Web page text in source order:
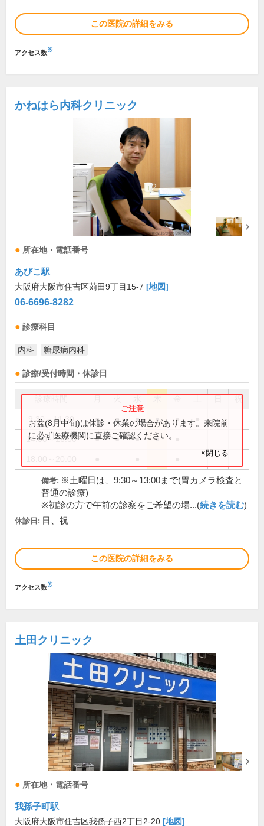
この医院の詳細をみる
アクセス数※
かねはら内科クリニック
所在地・電話番号
あびこ駅
大阪府大阪市住吉区苅田9丁目15-7 [地図]
06-6696-8282
診療科目
内科 糖尿病内科
診療/受付時間・休診日
祝
9:30～11:30 ● ● ● ● ●
14:00～16:00 ● ● ● ●
お盆(8月中旬)は休診・休業の場合があります。来院前
に必ず医療機関に直接ご確認ください。
×閉じる
備考: ※土曜日は、9:30～13:00まで(胃カメラ検査と
普通の診療)
※初診の方で午前の診察をご希望の場...(続きを読む)
休診日: 日、祝
この医院の詳細をみる
アクセス数※
土田クリニック
所在地・電話番号
我孫子町駅
大阪府大阪市住吉区我孫子西2丁目2-20 [地図]